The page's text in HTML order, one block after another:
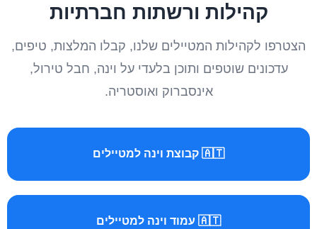
קהילות ורשתות חברתיות
הצטרפו לקהילות המטיילים שלנו, קבלו המלצות, טיפים,
עדכונים שוטפים ותוכן בלעדי על וינה, חבל טירול,
אינסברוק ואוסטריה.
🇦🇹 קבוצת וינה למטיילים
🇦🇹 עמוד וינה למטיילים